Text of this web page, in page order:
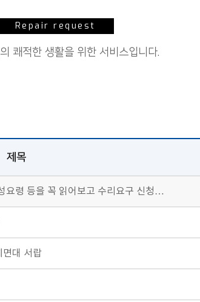
Repair request
쾌적한 생활을 위한 서비스입니다.
제목
요령 등을 꼭 읽어보고 수리요구 신청…
면대 서랍